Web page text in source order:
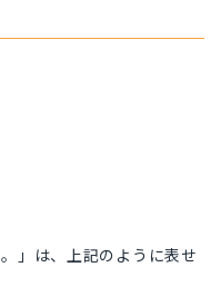
」は、上記のように表せ